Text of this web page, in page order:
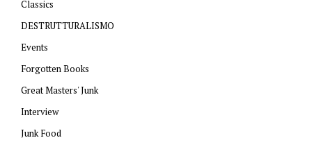
Classics
DESTRUTTURALISMO
Events
Forgotten Books
Great Masters' Junk
Interview
Junk Food